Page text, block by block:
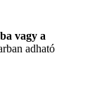
vagy a
adható